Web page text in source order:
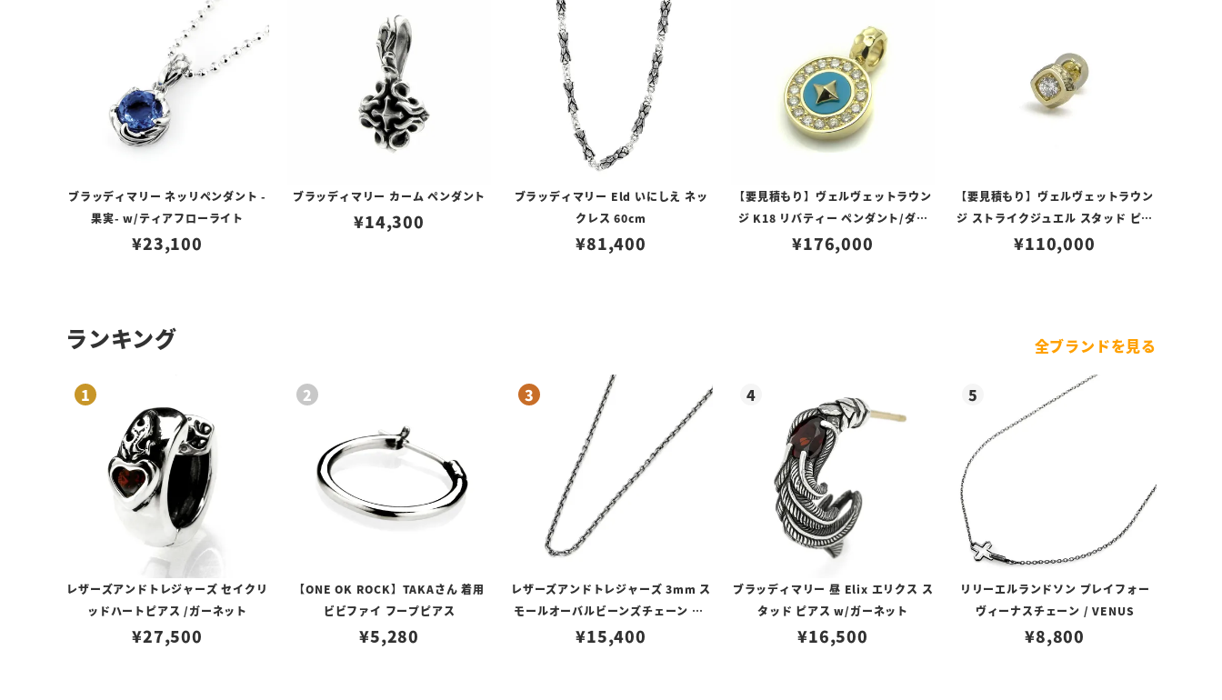
ブラッディマリー ネッリペンダント -
果実- w/ティアフローライト
¥23,100
ブラッディマリー カーム ペンダント
¥14,300
ブラッディマリー Eld いにしえ ネッ
クレス 60cm
¥81,400
【要見積もり】ヴェルヴェットラウン
ジ K18 リバティー ペンダント/ダイ
ヤ/ターコイズ
¥176,000
【要見積もり】ヴェルヴェットラウン
ジ ストライクジュエル スタッド ピア
ス/K18/ダイヤモンド
¥110,000
ランキング 全ブランドを見る
レザーズアンドトレジャーズ セイクリ
ッドハートピアス /ガーネット
¥27,500
【ONE OK ROCK】TAKAさん 着用
ビビファイ フープピアス
¥5,280
レザーズアンドトレジャーズ 3mm ス
モールオーバルビーンズチェーン w/
ロブスタークラスプ＆LTロゴプレート
¥15,400
ブラッディマリー 昼 Elix エリクス ス
タッド ピアス w/ガーネット
¥16,500
リリーエルランドソン プレイフォー
ヴィーナスチェーン / VENUS
¥8,800